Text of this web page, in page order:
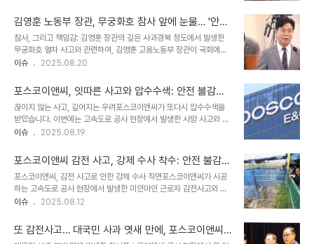
숯가마 자체의 붕괴라고 주..
가 발생했습니다. 해발 1680m의 오랑터거 화산은 아름다운 풍경으
로 많은 관광객의 발길을 사로잡지만, 그 이면에는 예측 불가능한 자연
의 위험이 도사리고 있습니다. 이번 사고는 안전 불감증이 얼마나 치명
적인 결과를 초래할 수 있는지 보여주는 안타까운 사례입니다. 사고 발
생 경위: 강풍과 안전 불감증의 조합외교부의 발표에 따르면, A씨는
니다. 사고 당시의 강풍은 예측하..
김영훈 노동부 장관, 무궁화호 참사 앞에 눈물… '안전
불감증'에 대한 깊은 반성
참사, 그리고 책임감: 김영훈 장관의 깊은 사과경북 청도에서 발생한
무궁화호 열차 사고와 관련하여, 김영훈 고용노동부 장관이 국회에서
거듭 사과하며 깊은 슬픔을 표현했습니다. 김 장관은 어제 발생한 사고
만들지 못한 책임을 통감하는 모습을 보였습니다. 그는 그간 안전한 일
터를 만들기 위해 노력했음에도 불구하고, 이러한 사고를 막지 못한 것
에 대해 국민과 국회의원들에게 사죄의 뜻을 전했습니다. 이번 사고는
우리 사회의 안전 불감증에 대한 경종을 울리는 동시에, 노동 환경 개
선의 시급성을 다시 한번 강조하는 계기가 되었습니다. 사고의 비극:
군 경부선 철로에서 발생했습..
이슈 2025.08.20
포스코이앤씨, 잇따른 사고와 압수수색: 안전 불감증
의 그림자
끊이지 않는 사고, 깊어지는 우려포스코이앤씨가 또다시 압수수색을
받았습니다. 이번에는 고속도로 공사 현장에서 발생한 사망 사고와 관
련하여 경찰과 고용노동부의 강도 높은 수사가 진행 중입니다. 지난달
고가 발생했고, 이에 대한 원인 규명을 위해 수사 당국이 나선 것입니
다. 잇따른 사고 소식에 많은 이들이 안전 불감증에 대한 우려를 표하
고 있습니다. 압수수색, 무엇을 위한 것인가경찰 수사관과 고용노동부
근로감독관 등 10여 명이 현장 사무소에서 자료를 확보하는 모습은 사
건의 심각성을 보여줍니다. 압수수색은 사고의 원인을 밝히기 위한 중
료 등을 확보하여, 사고의 책임..
이슈 2025.08.19
포스코이앤씨 감전 사고, 강제 수사 착수: 안전 불감증
에 경종을 울리다
포스코이앤씨, 감전 사고로 인한 강제 수사 직면포스코이앤씨가 시공
하는 고속도로 공사 현장에서 발생한 미얀마인 근로자 감전사고와 관
련해 경찰이 강제수사에 착수했다. 경기남부경찰청 광명~서울고속도
포스코이앤씨 인천 송도 본사와 하청업체인 LT삼보 서울 사무실 등을
압수수색했다. 이번 수사는 지난 4일 발생한 사고에 대한 조사의 일환
이슈 2025.08.12
또 감전사고… 대국민 사과 엿새 만에, 포스코이앤씨